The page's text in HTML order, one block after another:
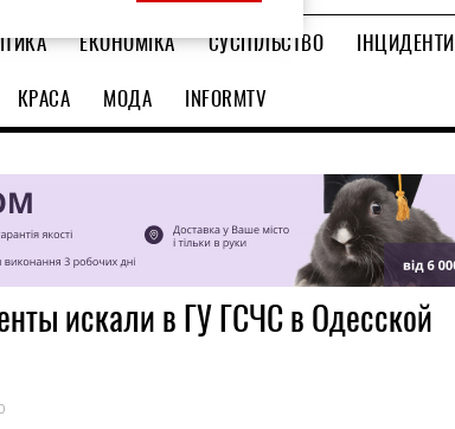
ЕКОНОМІКА СУСПІЛЬСТВО ІНЦИДЕНТИ
КРАСА МОДА INFORMTV
искали в ГУ ГСЧС в Одесской